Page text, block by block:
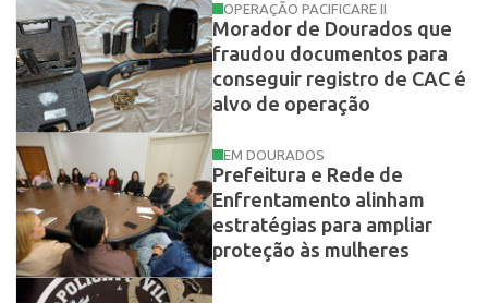
OPERAÇÃO PACIFICARE II
Morador de Dourados que
fraudou documentos para
conseguir registro de CAC é
alvo de operação
EM DOURADOS
Prefeitura e Rede de
Enfrentamento alinham
estratégias para ampliar
proteção às mulheres